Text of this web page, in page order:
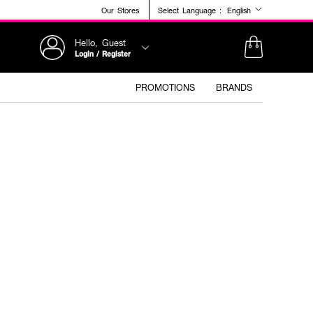
Our Stores Select Language : English
Hello, Guest
Login / Register
PROMOTIONS BRANDS